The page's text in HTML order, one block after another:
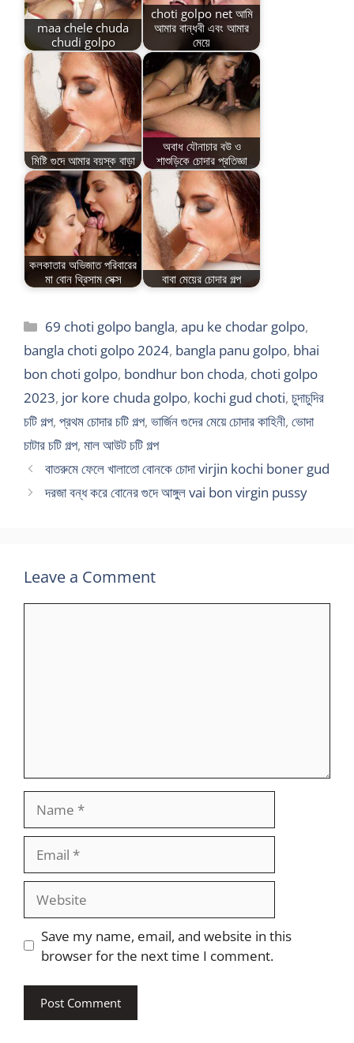
maa chele chuda
chudi golpo
choti golpo net আমি
আমার বান্ধবী এবং আমার
মেয়ে
মিষ্টি গুদে আমার বয়স্ক বাড়া
অবাধ যৌনাচার বউ ও
শাশুড়িকে চোদার প্রতিজ্ঞা
কলকাতার অভিজাত পরিবারের
মা বোন থ্রিসাম সেক্স
বাবা মেয়ের চোদার গল্প
Categories
69 choti golpo bangla,apu ke chodar golpo,
bangla choti golpo 2024, bangla panu golpo, bhai
bon choti golpo, bondhur bon choda, choti golpo
2023, jor kore chuda golpo, kochi gud choti, চুদাচুদির
চটি গল্প, প্রথম চোদার চটি গল্প, ভার্জিন গুদের মেয়ে চোদার কাহিনী, ভোদা
চাটার চটি গল্প, মাল আউট চটি গল্প
বাতরুমে ফেলে খালাতো বোনকে চোদা virjin kochi boner gud
দরজা বন্ধ করে বোনের গুদে আঙ্গুল vai bon virgin pussy
Leave a Comment
Save my name, email, and website in this
browser for the next time I comment.